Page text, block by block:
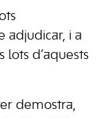
adjudicar, i a
lots d’aquests
demostra,